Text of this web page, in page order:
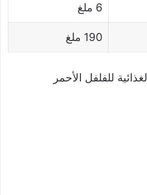
6 ملغ
190 ملغ
للفلفل الأحمر